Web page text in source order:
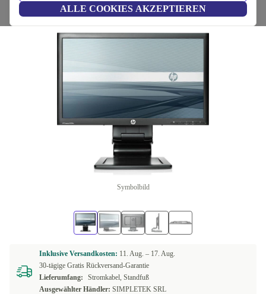
ALLE COOKIES AKZEPTIEREN
(Bewertungen werden gesammelt)
179,00 €
Symbolbild
Inklusive Versandkosten: 11. Aug. – 17. Aug.
30-tägige Gratis Rückversand-Garantie
Lieferumfang:
Stromkabel, Standfuß
Ausgewählter Händler: SIMPLETEK SRL